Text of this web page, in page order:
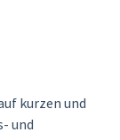
kurzen und
und